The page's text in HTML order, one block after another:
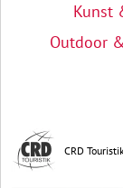
Kunst
Outdoor
CRD